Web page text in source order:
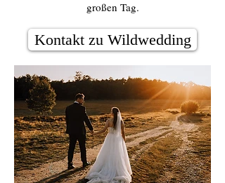
großen Tag.
Kontakt zu Wildwedding